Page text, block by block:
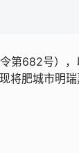
第682号）
将肥城市明